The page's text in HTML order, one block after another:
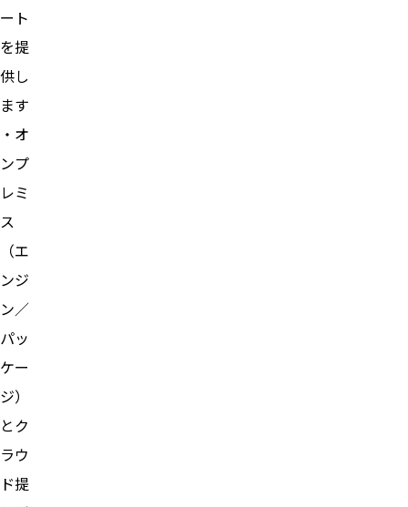
ート
を提
供し
ます
・オ
ンプ
レミ
ス
（エ
ンジ
ン／
パッ
ケー
ジ）
とク
ラウ
ド提